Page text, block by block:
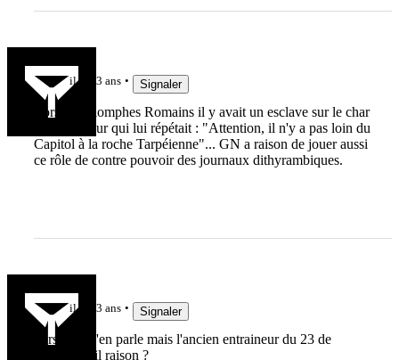
il y a 3 ans Signaler
Lors des triomphes Romains il y avait un esclave sur le char
du vainqueur qui lui répétait : "Attention, il n'y a pas loin du
Capitol à la roche Tarpéienne"... GN a raison de jouer aussi
ce rôle de contre pouvoir des journaux dithyrambiques.
il y a 3 ans Signaler
Personne n'en parle mais l'ancien entraineur du 23 de
France a-t-il raison ?